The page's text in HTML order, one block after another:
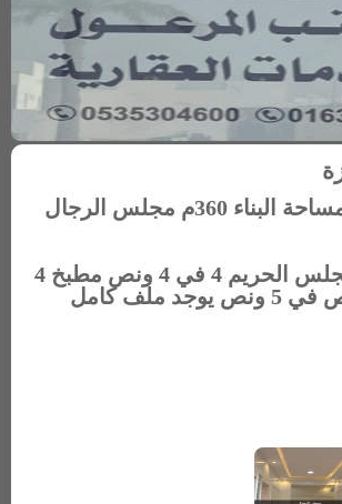
للبيع دور تأسيس شقتين مساحة الارض 529م واجهة البيت شرقيه مساحة البناء 360م مجلس الرجال
غرفة نوم الاطفال (1) 4 ونص في 4غرفة اطفال( 2 )4 ونص في 4مجلس الحريم 4 في 4 ونص مطبخ 4
في 4 ونص مستودع جانب المطبخ3 ونص في مترمقلط رجال 4 ونص في 5 ونص يوجد ملف كامل